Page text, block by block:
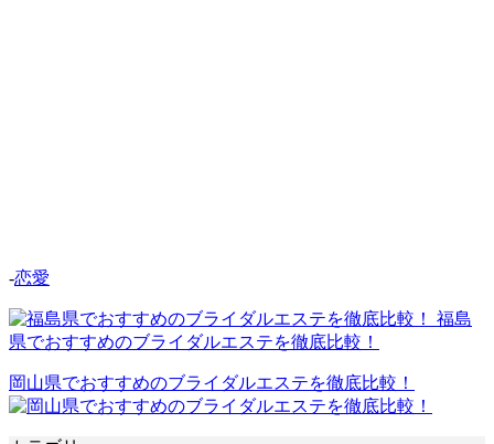
-恋愛
福島
県でおすすめのブライダルエステを徹底比較！
岡山県でおすすめのブライダルエステを徹底比較！